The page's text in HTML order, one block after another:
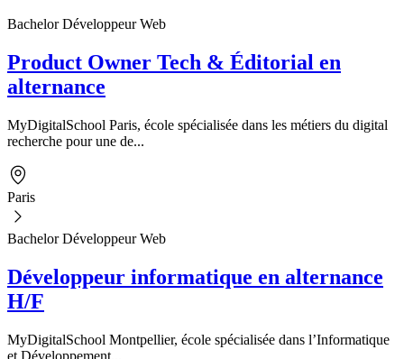
Bachelor Développeur Web
Product Owner Tech & Éditorial en
alternance
MyDigitalSchool Paris, école spécialisée dans les métiers du digital
recherche pour une de...
Paris
Bachelor Développeur Web
Développeur informatique en alternance
H/F
MyDigitalSchool Montpellier, école spécialisée dans l’Informatique
et Développement...